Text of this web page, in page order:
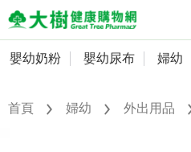
嬰幼奶粉
嬰幼尿布
抗菌 尿布 大樹獨家 益生菌
會員資料及密碼修改
常用收件人清單
嬰幼奶粉 嬰幼尿布 婦幼
首頁 婦幼 外出用品